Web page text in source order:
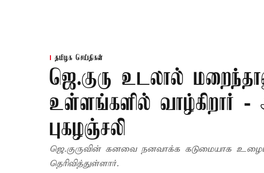
தமிழக செய்திகள்
ஜெ.குரு உடலால்
உள்ளங்களில் வாழ்கிறார் -
புகழஞ்சலி
ஜெ.குருவின் கனவை நனவாக்க கடுமையாக
தெரிவித்துள்ளார்.